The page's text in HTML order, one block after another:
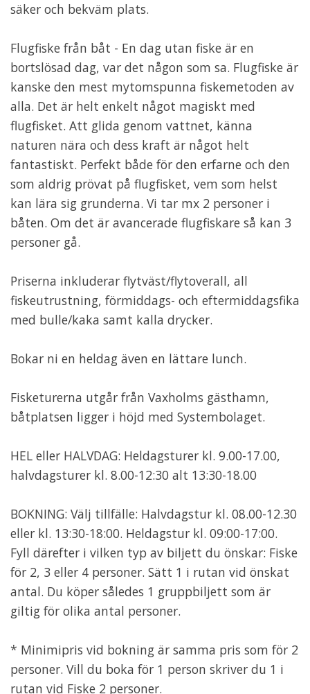
säker och bekväm plats.
Flugfiske från båt - En dag utan fiske är en
bortslösad dag, var det någon som sa. Flugfiske är
kanske den mest mytomspunna fiskemetoden av
alla. Det är helt enkelt något magiskt med
flugfisket. Att glida genom vattnet, känna
naturen nära och dess kraft är något helt
fantastiskt. Perfekt både för den erfarne och den
som aldrig prövat på flugfisket, vem som helst
kan lära sig grunderna. Vi tar mx 2 personer i
båten. Om det är avancerade flugfiskare så kan 3
personer gå.
Priserna inkluderar flytväst/flytoverall, all
fiskeutrustning, förmiddags- och eftermiddagsfika
med bulle/kaka samt kalla drycker.
Bokar ni en heldag även en lättare lunch.
Fisketurerna utgår från Vaxholms gästhamn,
båtplatsen ligger i höjd med Systembolaget.
HEL eller HALVDAG: Heldagsturer kl. 9.00-17.00,
halvdagsturer kl. 8.00-12:30 alt 13:30-18.00
BOKNING: Välj tillfälle: Halvdagstur kl. 08.00-12.30
eller kl. 13:30-18:00. Heldagstur kl. 09:00-17:00.
Fyll därefter i vilken typ av biljett du önskar: Fiske
för 2, 3 eller 4 personer. Sätt 1 i rutan vid önskat
antal. Du köper således 1 gruppbiljett som är
giltig för olika antal personer.
* Minimipris vid bokning är samma pris som för 2
personer. Vill du boka för 1 person skriver du 1 i
rutan vid Fiske 2 personer.